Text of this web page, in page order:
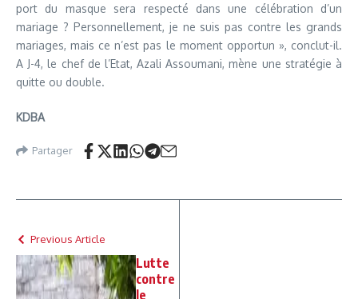
port du masque sera respecté dans une célébration d’un
mariage ? Personnellement, je ne suis pas contre les grands
mariages, mais ce n’est pas le moment opportun », conclut-il.
A J-4, le chef de l’Etat, Azali Assoumani, mène une stratégie à
quitte ou double.
KDBA
Partager
Previous Article
Lutte
contre
le